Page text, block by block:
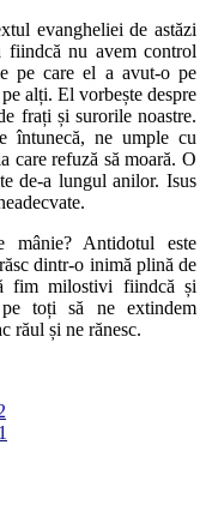
evangheliei de astăzi
fiindcă nu avem control
pe care el a avut-o pe
alți. El vorbește despre
frați și surorile noastre.
întunecă, ne umple cu
care refuză să moară. O
de-a lungul anilor. Isus
mânie? Antidotul este
dintr-o inimă plină de
fim milostivi fiindcă și
toți să ne extindem
răul și ne rănesc.